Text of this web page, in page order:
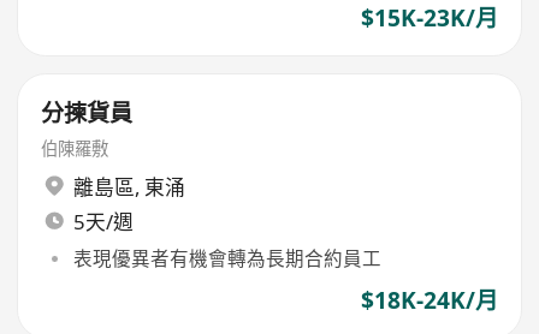
$15K-23K/月
分揀貨員
伯陳羅敷
離島區, 東涌
5天/週
表現優異者有機會轉為長期合約員工
$18K-24K/月